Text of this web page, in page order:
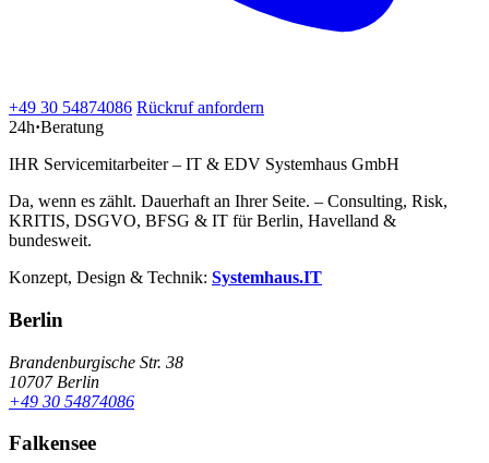
+49 30 54874086 Rückruf anfordern
24h·Beratung
IHR Servicemitarbeiter – IT & EDV Systemhaus GmbH
Da, wenn es zählt. Dauerhaft an Ihrer Seite. – Consulting, Risk,
KRITIS, DSGVO, BFSG & IT für Berlin, Havelland &
bundesweit.
Konzept, Design & Technik: Systemhaus.IT
Berlin
Brandenburgische Str. 38
10707 Berlin
+49 30 54874086
Falkensee